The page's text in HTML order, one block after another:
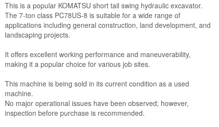
This is a popular KOMATSU short tail swing hydraulic excavator.
The 7-ton class PC78US-8 is suitable for a wide range of
applications including general construction, land development, and
landscaping projects.
It offers excellent working performance and maneuverability,
making it a popular choice for various job sites.
This machine is being sold in its current condition as a used
machine.
No major operational issues have been observed; however,
inspection before purchase is recommended.